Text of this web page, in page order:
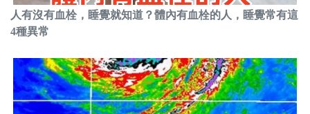
人有沒有血栓，睡覺就知道？體內有血栓的人，睡覺常有這
4種異常